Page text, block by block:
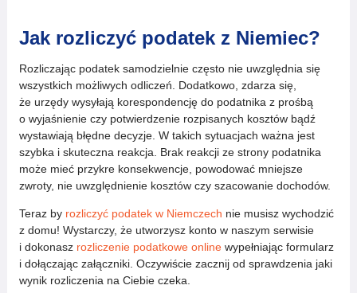
Jak rozliczyć podatek z Niemiec?
Rozliczając podatek samodzielnie często nie uwzględnia się
wszystkich możliwych odliczeń. Dodatkowo, zdarza się,
że urzędy wysyłają korespondencję do podatnika z prośbą
o wyjaśnienie czy potwierdzenie rozpisanych kosztów bądź
wystawiają błędne decyzje. W takich sytuacjach ważna jest
szybka i skuteczna reakcja. Brak reakcji ze strony podatnika
może mieć przykre konsekwencje, powodować mniejsze
zwroty, nie uwzględnienie kosztów czy szacowanie dochodów.
Teraz by rozliczyć podatek w Niemczech nie musisz wychodzić
z domu! Wystarczy, że utworzysz konto w naszym serwisie
i dokonasz rozliczenie podatkowe onlinewypełniając formularz
i dołączając załączniki. Oczywiście zacznij od sprawdzenia jaki
wynik rozliczenia na Ciebie czeka.